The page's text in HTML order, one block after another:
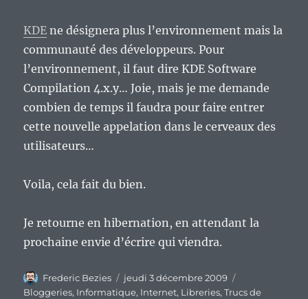
KDE ne désignera plus l’environnement mais la
communauté des développeurs. Pour
l’environnement, il faut dire KDE Software
Compilation 4.x.y… Joie, mais je me demande
combien de temps il faudra pour faire entrer
cette nouvelle appelation dans le cerveaux des
utilisateurs…
Voila, cela fait du bien.
Je retourne en hibernation, en attendant la
prochaine envie d’écrire qui viendra.
Auteur
Frederic Bezies
Publié
le
jeudi 3 décembre 2009
Bloggeries, Informatique, Internet, Libreries,Trucs de